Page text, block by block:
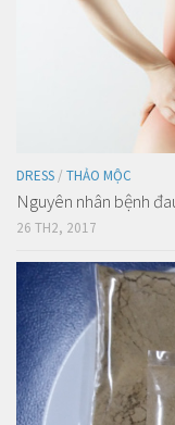
DRESS / THẢO MỘC
Nguyên nhân bệnh
26 TH2, 2017